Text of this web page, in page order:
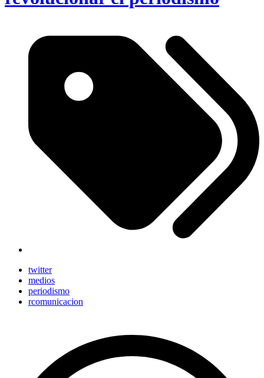
twitter
medios
periodismo
rcomunicacion